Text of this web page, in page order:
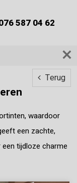
587 04 62
Terug
waardoor
een zachte,
tijdloze charme